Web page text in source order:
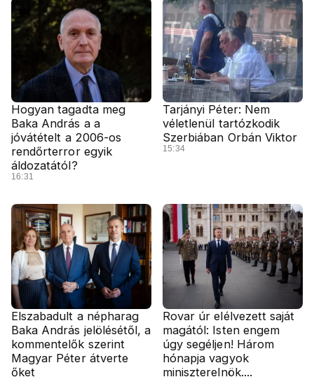
Hogyan tagadta meg
Baka András a a
jóvátételt a 2006-os
rendőrterror egyik
áldozatától?
16:31
Tarjányi Péter: Nem
véletlenül tartózkodik
Szerbiában Orbán Viktor
15:34
Elszabadult a népharag
Baka András jelölésétől, a
kommentelők szerint
Magyar Péter átverte
őket
Rovar úr elélvezett saját
magától: Isten engem
úgy segéljen! Három
hónapja vagyok
miniszterelnök....